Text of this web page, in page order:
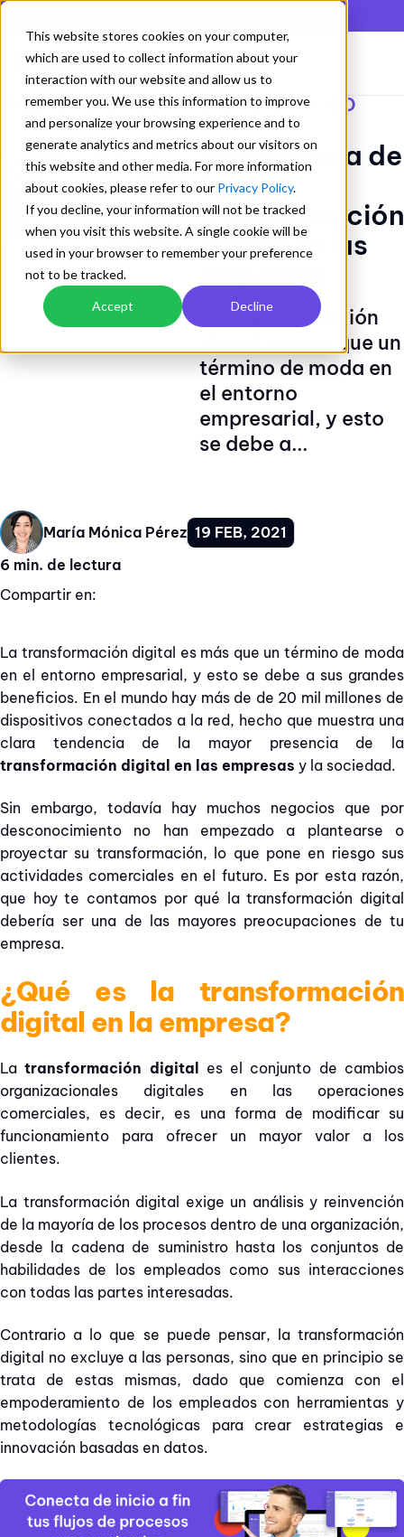
This website stores cookies on your computer,
which are used to collect information about your
interaction with our website and allow us to
remember you. We use this information to improve
and personalize your browsing experience and to
generate analytics and metrics about our visitors on
this website and other media. For more information
about cookies, please refer to our Privacy Policy.
If you decline, your information will not be tracked
when you visit this website. A single cookie will be
used in your browser to remember your preference
not to be tracked.
Accept Decline
Mejorando los Sistemas de Gestion ISO
Importancia de
la
transformación
digital en las
La transformación
digital es más que un
término de moda en
el entorno
empresarial, y esto
se debe a...
María Mónica Pérez 19 FEB, 2021
6 min. de lectura
Compartir en:
La transformación digital es más que un término de moda
en el entorno empresarial, y esto se debe a sus grandes
beneficios. En el mundo hay más de de 20 mil millones de
dispositivos conectados a la red, hecho que muestra una
clara tendencia de la mayor presencia de la
transformación digital en las empresas y la sociedad.
Sin embargo, todavía hay muchos negocios que por
desconocimiento no han empezado a plantearse o
proyectar su transformación, lo que pone en riesgo sus
actividades comerciales en el futuro. Es por esta razón,
que hoy te contamos por qué la transformación digital
debería ser una de las mayores preocupaciones de tu
empresa.
¿Qué es la transformación
digital en la empresa?
Latransformación digital
es el conjunto de cambios
organizacionales digitales en las operaciones
comerciales, es decir, es una forma de modificar su
funcionamiento para ofrecer un mayor valor a los
clientes.
La transformación digital exige un análisis y reinvención
de la mayoría de los procesos dentro de una organización,
desde la cadena de suministro hasta los conjuntos de
habilidades de los empleados como sus interacciones
con todas las partes interesadas.
Contrario a lo que se puede pensar, la transformación
digital no excluye a las personas, sino que en principio se
trata de estas mismas, dado que comienza con el
empoderamiento de los empleados con herramientas y
metodologías tecnológicas para crear estrategias e
innovación basadas en datos.